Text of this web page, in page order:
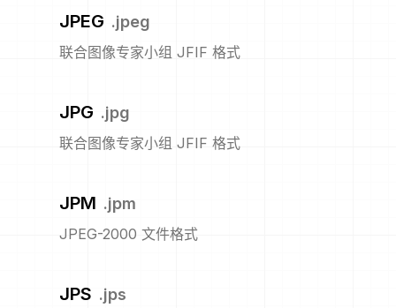
JPEG .jpeg
联合图像专家小组 JFIF 格式
JPG .jpg
联合图像专家小组 JFIF 格式
JPM .jpm
JPEG-2000 文件格式
JPS .jps